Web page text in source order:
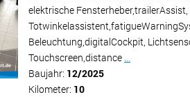
elektrische Fensterheber,trailerAssist,
Beleuchtung,digitalCockpit,
Touchscreen,distance ...
Baujahr: 12/2025
Kilometer: 10